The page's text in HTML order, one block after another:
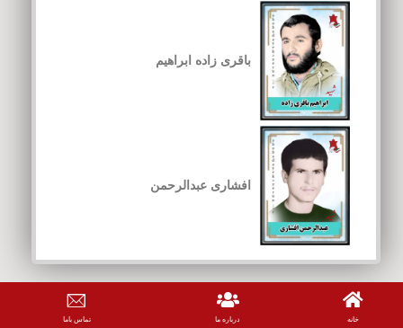
باقری زاده ابراهیم
افشاری عبدالرحمن
خانه درباره ما تماس باما